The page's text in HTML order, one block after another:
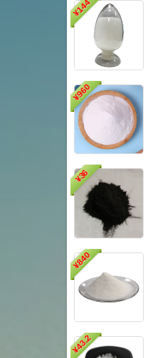
¥
144
¥
960
¥
36
¥
840
¥
43.2